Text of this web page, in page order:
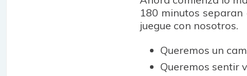
180 minutos
juegue con nosotros.
Queremos un
Queremos sentir